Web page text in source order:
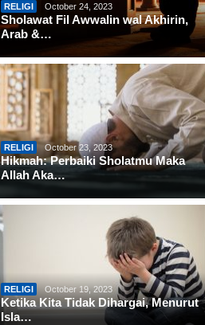
RELIGI October 24, 2023
Sholawat Fil Awwalin wal Akhirin,
Arab &…
RELIGI October 23, 2023
Hikmah: Perbaiki Sholatmu Maka
Allah Aka…
RELIGI October 19, 2023
Ketika Kita Tidak Dihargai, Menurut
Isla…